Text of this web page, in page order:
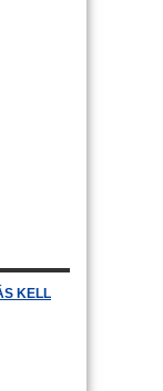
KELL